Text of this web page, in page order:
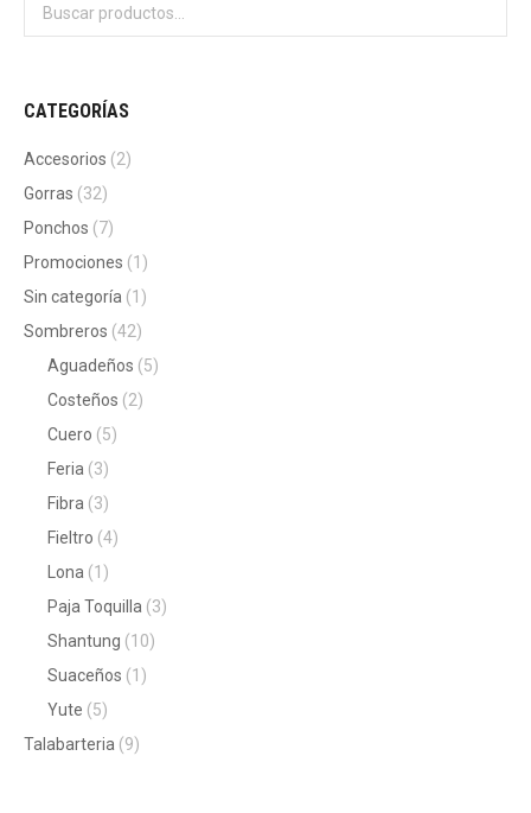
CATEGORÍAS
Accesorios (2)
Gorras (32)
Ponchos (7)
Promociones (1)
Sin categoría (1)
Sombreros (42)
Aguadeños (5)
Costeños (2)
Cuero (5)
Feria (3)
Fibra (3)
Fieltro (4)
Lona (1)
Paja Toquilla (3)
Shantung (10)
Suaceños (1)
Yute (5)
Talabarteria (9)